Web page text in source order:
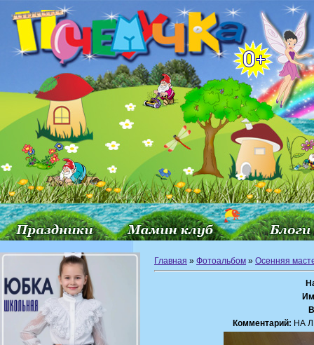
Главная » Фотоальбом » Осенняя
Комментарий: НА